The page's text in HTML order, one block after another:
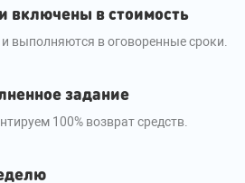
включены в стоимость
выполняются в оговоренные сроки.
задание
100% возврат средств.